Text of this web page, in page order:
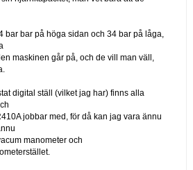
bar bar på höga sidan och 34 bar på låga,
maskinen går på, och de vill man väll,
digital ställ (vilket jag har) finns alla
jobbar med, för då kan jag vara ännu
manometer och